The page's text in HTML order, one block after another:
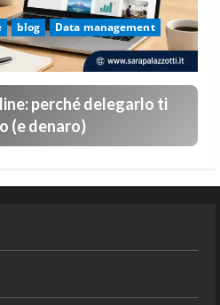
blog
Data management
perché delegarlo ti
(e denaro)